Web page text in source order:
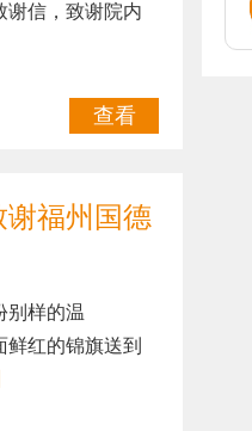
谢信，致谢院内
查看
福州国德
样的温
红的锦旗送到